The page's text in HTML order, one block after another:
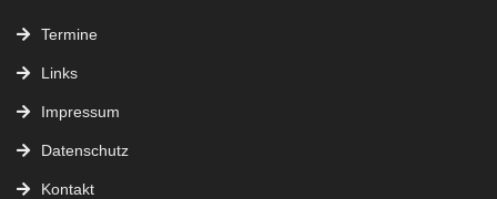
Termine
Links
Impressum
Datenschutz
Kontakt